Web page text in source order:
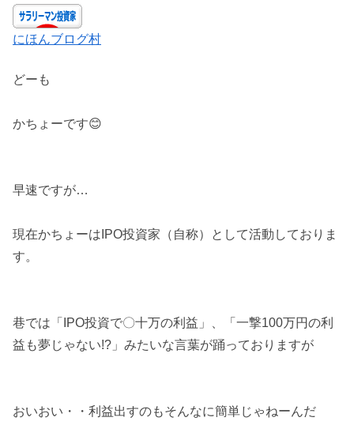
にほんブログ村
どーも
かちょーです😊
早速ですが…
現在かちょーはIPO投資家（自称）として活動しておりま
す。
巷では「IPO投資で〇十万の利益」、「一撃100万円の利
益も夢じゃない!?」みたいな言葉が踊っておりますが
おいおい・・利益出すのもそんなに簡単じゃねーんだ